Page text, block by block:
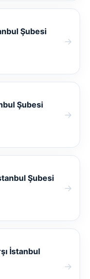
Şubesi
→
Şubesi
→
Şubesi
→
İstanbul
→